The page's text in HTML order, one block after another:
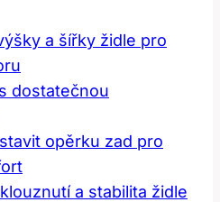
a šířky židle pro
dostatečnou
opěrku zad pro
a stabilita židle